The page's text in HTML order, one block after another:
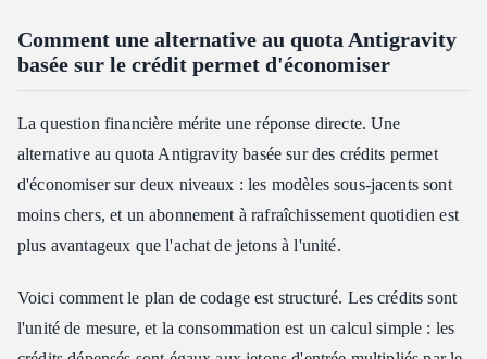
Comment une alternative au quota Antigravity
basée sur le crédit permet d'économiser
La question financière mérite une réponse directe. Une
alternative au quota Antigravity basée sur des crédits permet
d'économiser sur deux niveaux : les modèles sous-jacents sont
moins chers, et un abonnement à rafraîchissement quotidien est
plus avantageux que l'achat de jetons à l'unité.
Voici comment le plan de codage est structuré. Les crédits sont
l'unité de mesure, et la consommation est un calcul simple : les